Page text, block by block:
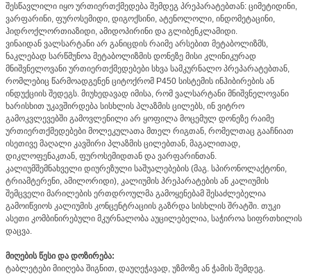
შესწავლილი იყო ურთიერთქმედება შემდეგ პრეპარატებთან: ციმეტიდინი,
ვარფარინი, ფუროსემიდი, დიგოქსინი, ატენოლოლი, ინდომეტაცინი,
ჰიდროქლორთიაზიდი, ამიდოპირინი და გლიბენკლამიდი.
ვინაიდან ვალსარტანი არ განიცდის რაიმე არსებით მეტაბოლიზმს,
ნაკლებად სარწმუნოა მეტაბოლიზმის დონეზე მისი კლინიკურად
მნიშვნელოვანი ურთიერთქმედებები სხვა სამკურნალო პრეპარატებთან,
რომლებიც წარმოადგენენ ციტოქრომ P450 სისტემის ინჰიბირების ან
ინდუქციის შედეგს. მიუხედავად იმისა, რომ ვალსარტანი მნიშვნელოვანი
ხარისხით უკავშირდება სისხლის პლაზმის ცილებს, ინ ვიტრო
გამოკვლევებში გამოვლენილი არ ყოფილა მოცემულ დონეზე რაიმე
ურთიერთქმედებები მოლეკულათა მთელ რიგთან, რომელთაც გააჩნიათ
ისეთივე მაღალი კავშირი პლაზმის ცილებთან, მაგალითად,
დიკლოფენაკთან, ფუროსემიდთან და ვარფარინთან.
კალიუმშემნახველი დიურეზული საშუალებების (მაგ. სპირონოლაქტონი,
ტრიამტერენი, ამილორიდი), კალიუმის პრეპარატების ან კალიუმის
შემცველი მარილების ერთდროულმა გამოყენებამ შესაძლებელია
გამოიწვიოს კალიუმის კონცენტრაციის გაზრდა სისხლის შრატში. თუკი
ასეთი კომბინირებული მკურნალობა აუცილებელია, საჭიროა სიფრთხილის
დაცვა.
მიღების წესი და დოზირება:
ტაბლეტები მიიღება შიგნით, დაუღეჭავად, უზმოზე ან ჭამის შემდეგ.